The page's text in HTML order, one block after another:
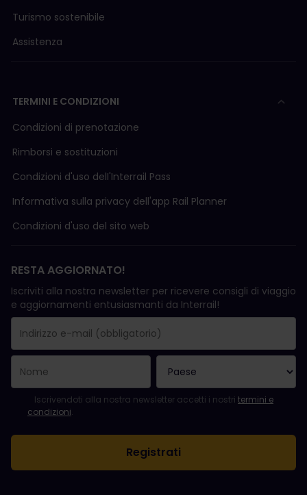
Turismo sostenibile
Assistenza
TERMINI E CONDIZIONI
Condizioni di prenotazione
Rimborsi e sostituzioni
Condizioni d'uso delI'Interrail Pass
Informativa sulla privacy dell'app Rail Planner
Condizioni d'uso del sito web
RESTA AGGIORNATO!
Iscriviti alla nostra newsletter per ricevere consigli di viaggio
e aggiornamenti entusiasmanti da Interrail!
La registrazione è avvenuta con successo.
Il campo "Indirizzo e-mail" è obbligatorio.
L'indirizzo e-mail non è valido.
Si è verificato un errore durante l'iscrizione alla newsletter.
Sei già iscritto a questa newsletter!
Per iscriversi alla newsletter, accettare i termini e le condizioni.
Iscrivendoti alla nostra newsletter accetti i nostri termini e
condizioni.